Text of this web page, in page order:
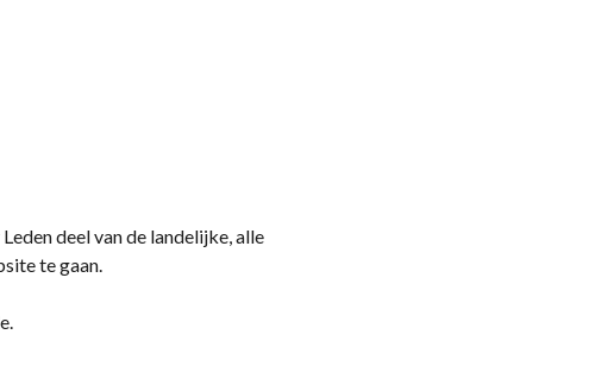
deel van de landelijke, alle
te gaan.